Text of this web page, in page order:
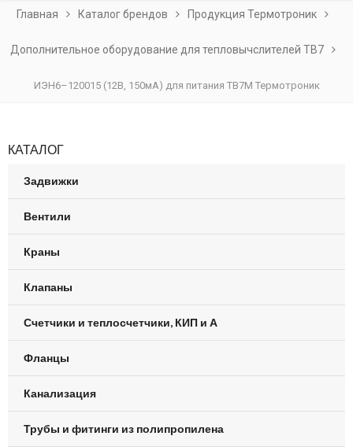
Главная Каталог брендов Продукция Термотроник
Дополнительное оборудование для тепловычслителей ТВ7
ИЭН6–120015 (12В, 150мА) для питания ТВ7М Термотроник
КАТАЛОГ
Задвижки
Вентили
Краны
Клапаны
Счетчики и теплосчетчики, КИП и А
Фланцы
Канализация
Трубы и фитинги из полипропилена